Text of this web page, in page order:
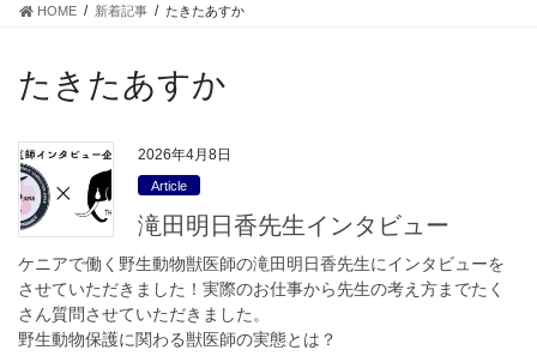
HOME 新着記事 たきたあすか
たきたあすか
2026年4月8日
Article
滝田明日香先生インタビュー
ケニアで働く野生動物獣医師の滝田明日香先生にインタビューを
させていただきました！実際のお仕事から先生の考え方までたく
さん質問させていただきました。
野生動物保護に関わる獣医師の実態とは？